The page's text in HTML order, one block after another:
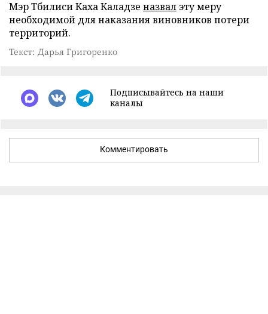
Мэр Тбилиси Каха Каладзе назвал эту меру
необходимой для наказания виновников потери
территорий.
Текст: Дарья Григоренко
Подписывайтесь на наши
каналы
Комментировать